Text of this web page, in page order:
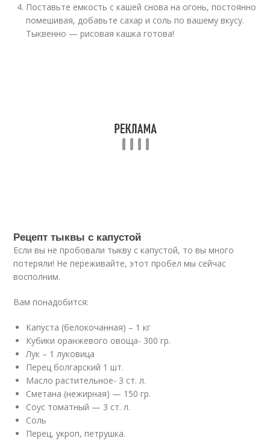
Поставьте емкость с кашей снова на огонь, постоянно
помешивая, добавьте сахар и соль по вашему вкусу.
Тыквенно — рисовая кашка готова!
Рецепт тыквы с капустой
Если вы не пробовали тыкву с капустой, то вы много
потеряли! Не переживайте, этот пробел мы сейчас
восполним.
Вам понадобится:
Капуста (белокочанная) – 1 кг
Кубики оранжевого овоща- 300 гр.
Лук – 1 луковица
Перец болгарский 1 шт.
Масло растительное- 3 ст. л.
Сметана (нежирная) — 150 гр.
Соус томатный — 3 ст. л.
Соль
Перец, укроп, петрушка.